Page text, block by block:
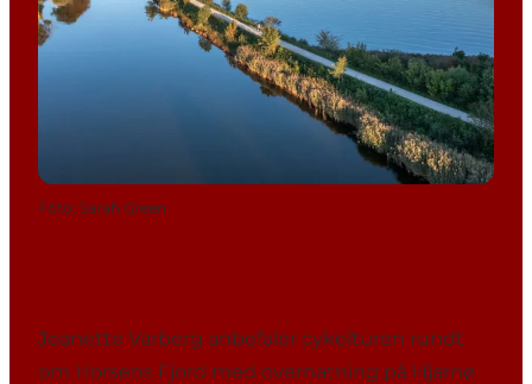
Foto: Sarah Green
Jeanette Varberg anbefaler cykelturen rundt
om Horsens Fjord med overnatning på Hjarnø